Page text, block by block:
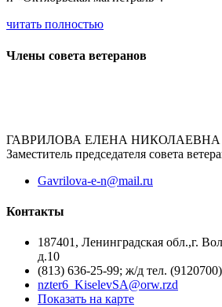
читать полностью
Члены совета ветеранов
ГАВРИЛОВА ЕЛЕНА НИКОЛАЕВНА
Заместитель председателя совета
Gavrilova-e-n@mail.ru
Контакты
187401, Ленинградская обл.,г.
д.10
(813) 636-25-99; ж/д тел.
nzter6_KiselevSA@orw.rzd
Показать на карте